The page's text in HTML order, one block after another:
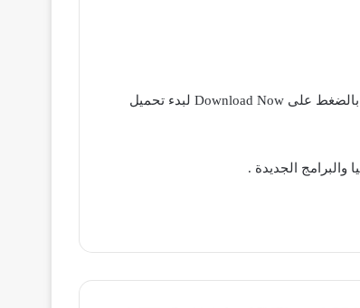
أصدقائي الأعزاء البرنامج متاح مجاناً للتحميل من خلال الموقع الرسمي والذي ستجد رابط الدخول إلي بنهاية هذا المقال إليه بعد ذلك قم بالضغط على Download Now لبدء تحميل
والبرامج الجديدة .